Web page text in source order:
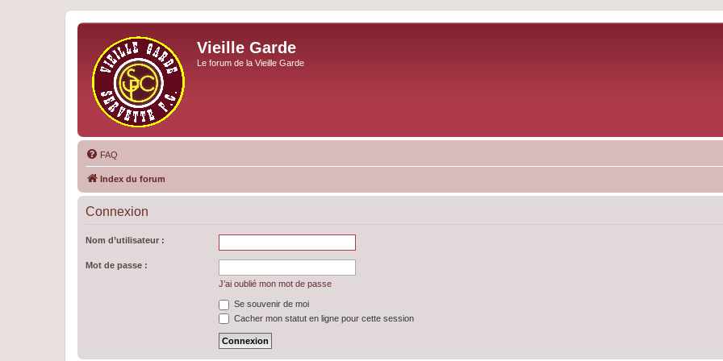
Vieille Garde
Le forum de la Vieille Garde
FAQ
Index du forum
Connexion
Nom d’utilisateur :
Mot de passe :
J’ai oublié mon mot de passe
Se souvenir de moi
Cacher mon statut en ligne pour cette session